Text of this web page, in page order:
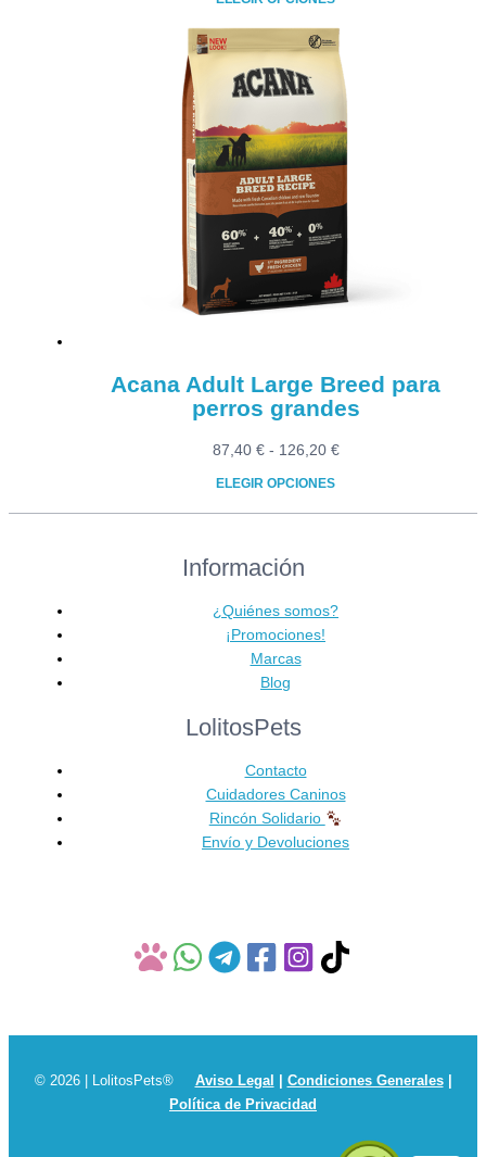
desde
29,90 €
hasta
Este
producto
tiene
múltiples
variantes.
Las
opciones
se
pueden
elegir
en
la
Acana Adult Large Breed para
perros grandes
87,40 € - 126,20 €Rango
ELEGIR OPCIONES
Este
tiene
variantes.
Las
opciones
se
elegir
la
página
de
producto
Información
¿Quiénes somos?
¡Promociones!
Marcas
Blog
LolitosPets
Contacto
Cuidadores Caninos
Rincón Solidario
Envío y Devoluciones
© 2026 | LolitosPets® Aviso Legal Condiciones Generales|
Política de Privacidad